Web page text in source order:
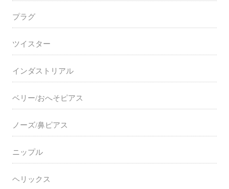
プラグ
ツイスター
インダストリアル
ベリー/おへそピアス
ノーズ/鼻ピアス
ニップル
ヘリックス